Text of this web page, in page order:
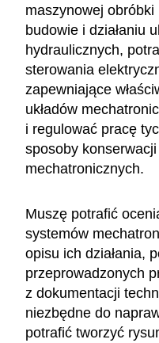
maszynowej
budowie i działaniu
hydraulicznych,
sterowania
zapewniające
układów
i regulować pracę
sposoby
mechatronicznych.
Muszę potrafić
systemów
opisu ich działania,
przeprowadzonych
z dokumentacji
niezbędne do
potrafić tworzyć